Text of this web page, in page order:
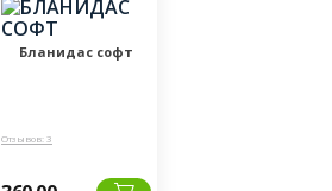
Бланидас софт
Отзывов: 3